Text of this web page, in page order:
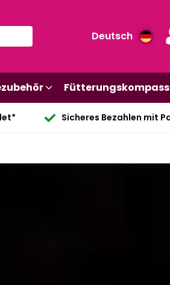
Deutsch
Fütterungskompass
Sicheres Bezahlen mit